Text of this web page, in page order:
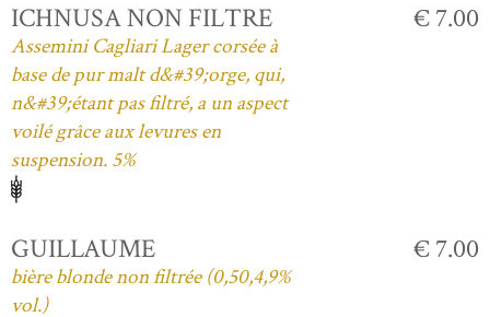
ICHNUSA NON FILTRE
Assemini Cagliari Lager corsée à
base de pur malt d&#39;orge, qui,
n&#39;étant pas filtré, a un aspect
voilé grâce aux levures en
suspension. 5%
€ 7.00
GUILLAUME
bière blonde non filtrée (0,50,4,9%
vol.)
€ 7.00